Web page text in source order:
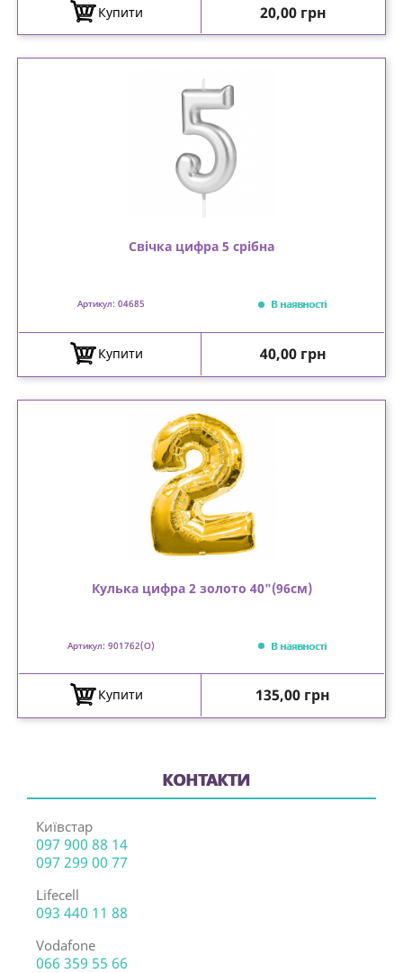
Купити Ціна
20,00 грн
Свічка цифра 5 срібна
Артикул: 04685 В наявності
Купити Ціна
40,00 грн
Кулька цифра 2 золото 40"(96см)
Артикул: 901762(О) В наявності
Купити Ціна
135,00 грн
КОНТАКТИ
Київстар
097 900 88 14
097 299 00 77
Lifecell
093 440 11 88
Vodafone
066 359 55 66